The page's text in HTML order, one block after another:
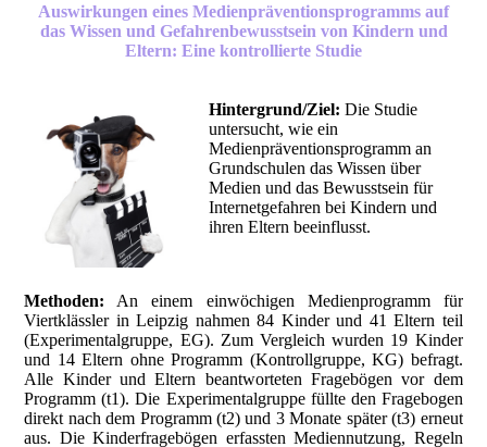
Auswirkungen eines Medienpräventionsprogramms auf
das Wissen und Gefahrenbewusstsein von Kindern und
Eltern: Eine kontrollierte Studie
Hintergrund/Ziel: Die Studie
untersucht, wie ein
Medienpräventionsprogramm an
Grundschulen das Wissen über
Medien und das Bewusstsein für
Internetgefahren bei Kindern und
ihren Eltern beeinflusst.
Methoden: An einem einwöchigen Medienprogramm für
Viertklässler in Leipzig nahmen 84 Kinder und 41 Eltern teil
(Experimentalgruppe, EG). Zum Vergleich wurden 19 Kinder
und 14 Eltern ohne Programm (Kontrollgruppe, KG) befragt.
Alle Kinder und Eltern beantworteten Fragebögen vor dem
Programm (t1). Die Experimentalgruppe füllte den Fragebogen
direkt nach dem Programm (t2) und 3 Monate später (t3) erneut
aus. Die Kinderfragebögen erfassten Mediennutzung, Regeln